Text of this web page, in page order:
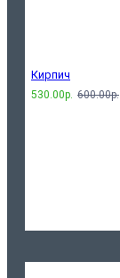
Кирпич
530.00р. 600.00р.